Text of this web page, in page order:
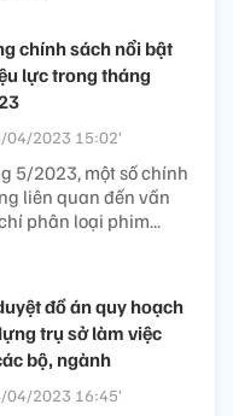
chính sách nổi bật
lực trong tháng
04/2023 15:02’
5/2023, một số chính
liên quan đến vấn
phân loại phim...
đồ án quy hoạch
trụ sở làm việc
bộ, ngành
04/2023 16:45’